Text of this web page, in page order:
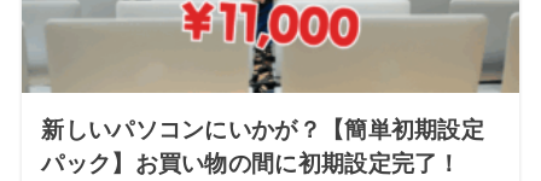
新しいパソコンにいかが？【簡単初期設定
パック】お買い物の間に初期設定完了！